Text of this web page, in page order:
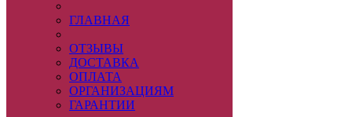
ГЛАВНАЯ
ОТЗЫВЫ
ДОСТАВКА
ОПЛАТА
ОРГАНИЗАЦИЯМ
ГАРАНТИИ